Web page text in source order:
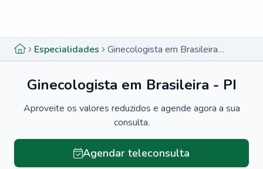
Especialidades Ginecologista em Brasileira - PI
Ginecologista em Brasileira - PI
Aproveite os valores reduzidos e agende agora a sua
consulta.
Agendar teleconsulta